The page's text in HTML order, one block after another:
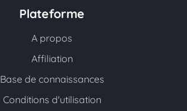
Plateforme
A propos
Affiliation
Base de connaissances
Conditions d'utilisation